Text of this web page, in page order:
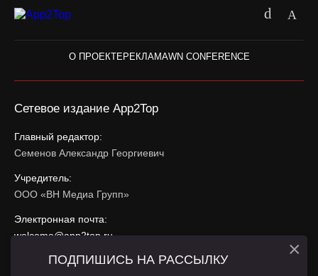
О ПРОЕКТЕРЕКЛАМАWN CONFERENCE
Сетевое издание App2Top
Главный редактор:
Семенов Александр Георгиевич
Учредитель:
ООО «ВН Медиа Групп»
Электронная почта:
welcome@app2top.ru
При использовании материалов активная ссылка на
ПОДПИШИСЬ НА РАССЫЛКУ ×